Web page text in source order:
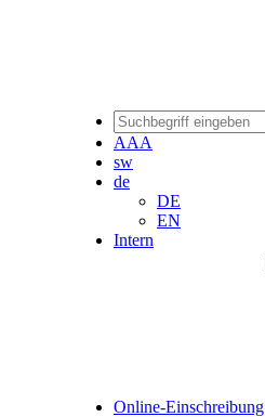
AAA
sw
de
DE
EN
Intern
Online-Einschreibung